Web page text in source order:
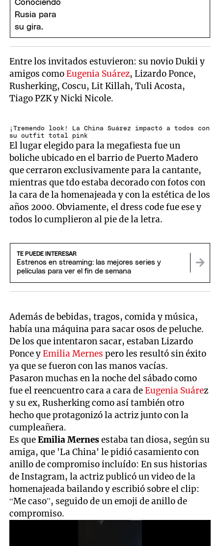
Entre los invitados estuvieron: su novio Dukii y
amigos comoEugenia Suárez, Lizardo Ponce,
Rusherking, Coscu, Lit Killah, Tuli Acosta,
Tiago PZK y Nicki Nicole.
¡Tremendo look! La China Suárez impactó a todos con
su outfit total pink
El lugar elegido para la megafiesta fue un
boliche ubicado en el barrio de Puerto Madero
que cerraron exclusivamente para la cantante,
mientras que tdo estaba decorado con fotos con
la cara de la homenajeada y con la estética de los
años 2000. Obviamente, el dress code fue ese y
todos lo cumplieron al pie de la letra.
TE PUEDE INTERESAR
Estrenos en streaming: las mejores series y
películas para ver el fin de semana
Además de bebidas, tragos, comida y música,
había una máquina para sacar osos de peluche.
De los que intentaron sacar, estaban Lizardo
Ponce yEmilia Mernes pero les resultó sin éxito
ya que se fueron con las manos vacías.
Pasaron muchas en la noche del sábado como
fue el reencuentro cara a cara deEugenia Suárez
y su ex, Rusherking como así también otro
hecho que protagonizó la actriz junto con la
cumpleañera.
Es queEmilia Mernesestaba tan diosa, según su
amiga, que 'La China' le pidió casamiento con
anillo de compromiso incluído: En sus historias
de Instagram, la actriz publicó un video de la
homenajeada bailando y escribió sobre el clip:
“Me caso”, seguido de un emoji de anillo de
compromiso.